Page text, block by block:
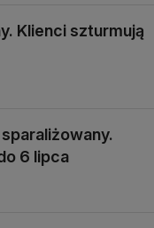
Klienci szturmują
6 lipca